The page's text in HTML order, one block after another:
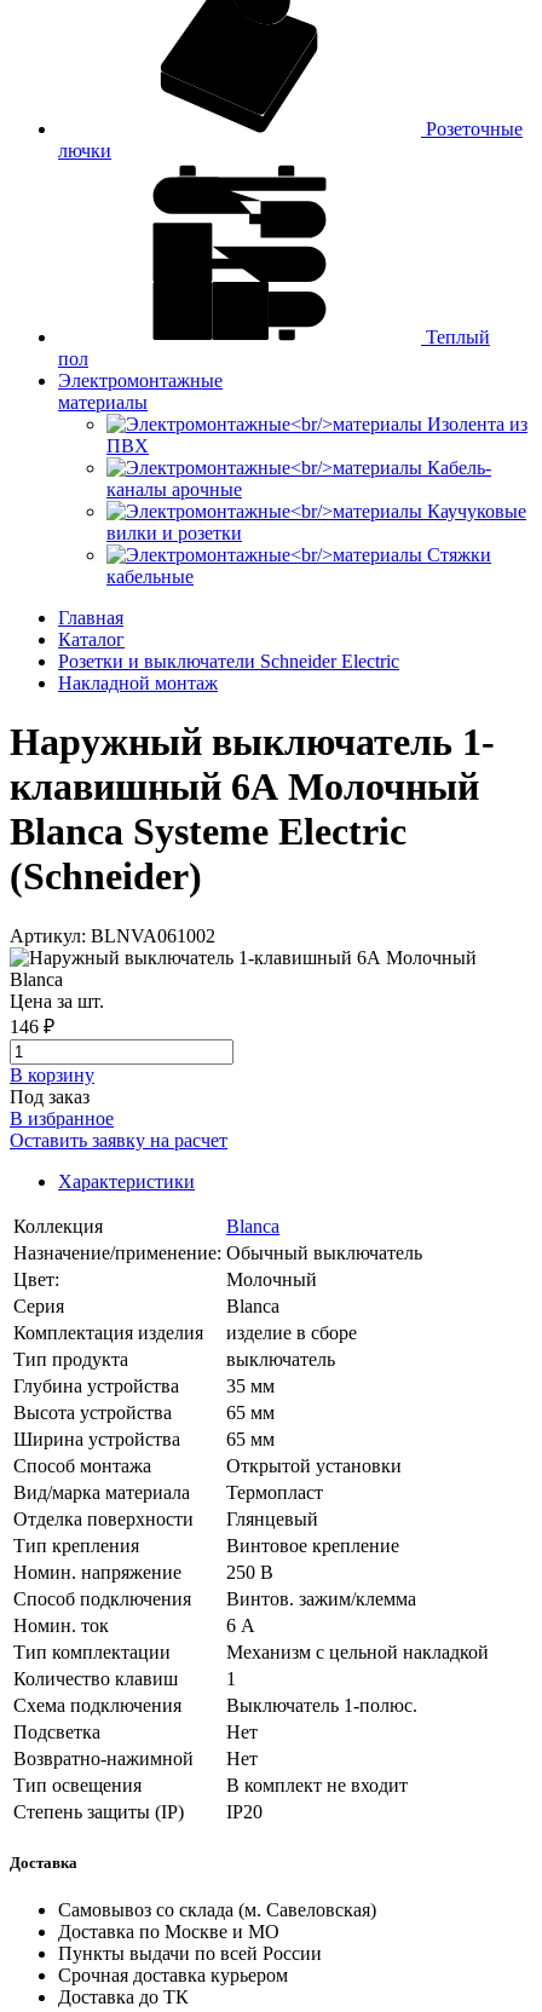
Розеточные
лючки
Теплый
пол
Электромонтажные
материалы
Изолента из
ПВХ
Кабель-
каналы арочные
Каучуковые
вилки и розетки
Стяжки
кабельные
Главная
Каталог
Розетки и выключатели Schneider Electric
Накладной монтаж
Наружный выключатель 1-
клавишный 6А Молочный
Blanca Systeme Electric
(Schneider)
Артикул: BLNVA061002
Цена за шт.
146 ₽
В корзинy
Под заказ
В избранное
Оставить заявку на расчет
Характеристики
Коллекция
Blanca
Назначение/применение: Обычный выключатель
Цвет:
Молочный
Серия
Blanca
Комплектация изделия
изделие в сборе
Тип продукта
выключатель
Глубина устройства
35 мм
Высота устройства
65 мм
Ширина устройства
65 мм
Способ монтажа
Открытой установки
Вид/марка материала
Термопласт
Отделка поверхности
Глянцевый
Тип крепления
Винтовое крепление
Номин. напряжение
250 В
Способ подключения
Винтов. зажим/клемма
Номин. ток
6 А
Тип комплектации
Механизм с цельной накладкой
Количество клавиш
1
Схема подключения
Выключатель 1-полюс.
Подсветка
Нет
Возвратно-нажимной
Нет
Тип освещения
В комплект не входит
Степень защиты (IP)
IP20
Доставка
Самовывоз со склада (м. Савеловская)
Доставка по Москве и МО
Пункты выдачи по всей России
Срочная доставка курьером
Доставка до ТК